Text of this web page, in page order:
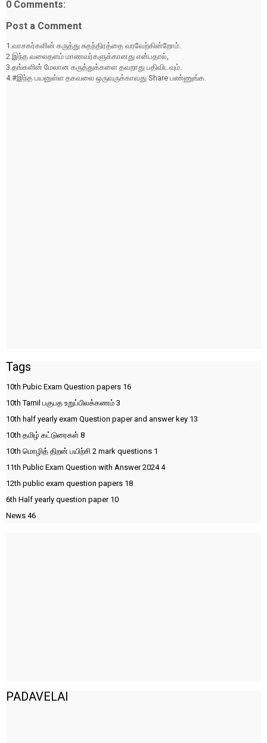
0 Comments:
Post a Comment
1.வாசகர்களின் கருத்து சுதந்திரத்தை வரவேற்கின்றோம்.
2.இந்த வலைதளம் மாணவர்களுக்கானது என்பதால்,
3.தங்களின் மேலான கருத்துக்களை தவறாது பதிவிடவும்.
4.#இந்த பயனுள்ள தகவலை ஒருவருக்காவது Share பண்ணுங்க.
Tags
10th Pubic Exam Question papers 16
10th Tamil பகுபத உறுப்பிலக்கணம் 3
10th half yearly exam Question paper and answer key 13
10th தமிழ் கட்டுரைகள் 8
10th மொழித் திறன் பயிற்சி 2 mark questions 1
11th Public Exam Question with Answer 20244
12th public exam question papers 18
6th Half yearly question paper 10
News 46
PADAVELAI